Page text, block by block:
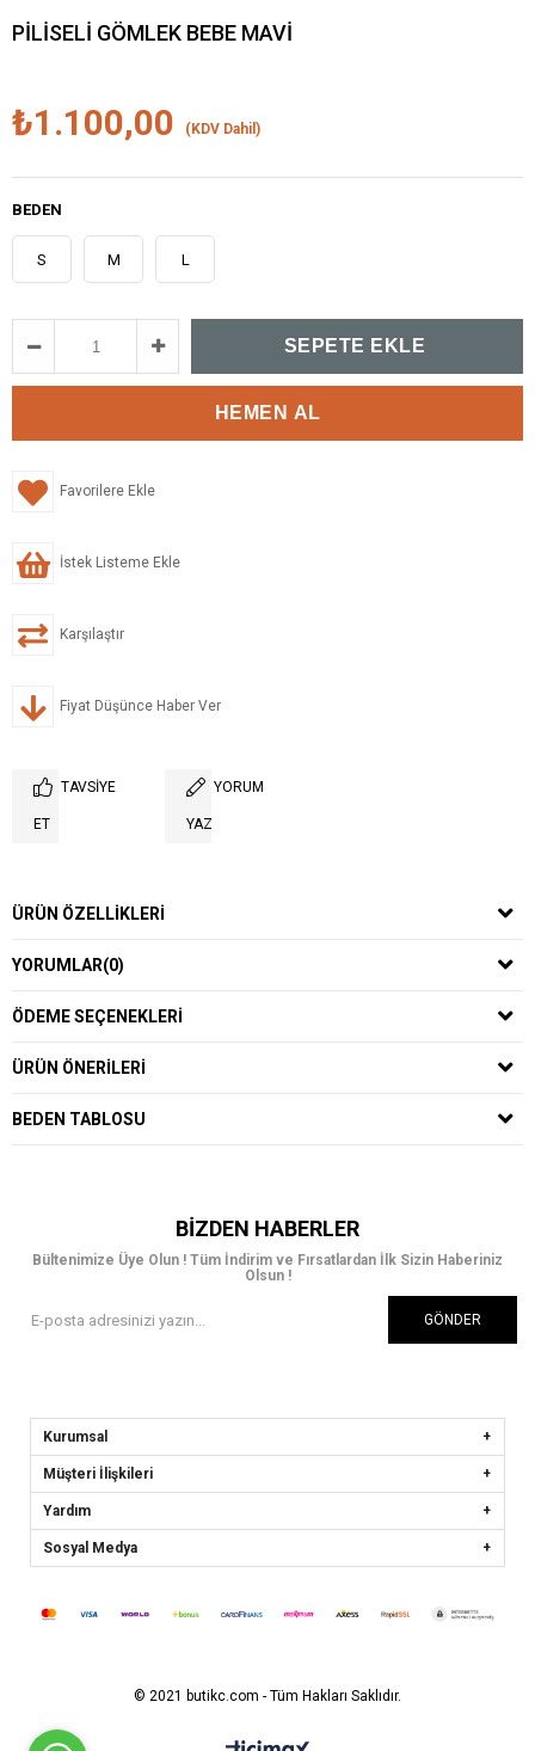
PİLİSELİ GÖMLEK BEBE MAVİ
₺1.100,00 (KDV Dahil)
BEDEN
S M L
Favorilere Ekle
İstek Listeme Ekle
Karşılaştır
Fiyat Düşünce Haber Ver
TAVSIYE
ET
YORUM
YAZ
ÜRÜN ÖZELLIKLERI
YORUMLAR(0)
ÖDEME SEÇENEKLERI
ÜRÜN ÖNERILERI
BEDEN TABLOSU
BIZDEN HABERLER
Bültenimize Üye Olun ! Tüm İndirim ve Fırsatlardan İlk Sizin Haberiniz
Olsun !
GÖNDER
Kurumsal
Müşteri İlişkileri
Yardım
Sosyal Medya
© 2021 butikc.com - Tüm Hakları Saklıdır.